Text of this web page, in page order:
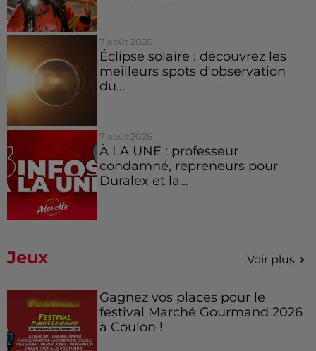
7 août 2026
Éclipse solaire : découvrez les
meilleurs spots d'observation
du...
7 août 2026
À LA UNE : professeur
condamné, repreneurs pour
Duralex et la...
Jeux Voir plus
Gagnez vos places pour le
festival Marché Gourmand 2026
à Coulon !